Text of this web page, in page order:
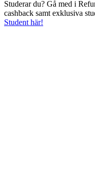
Studerar du? Gå med i
cashback samt exklusiva
Student här!